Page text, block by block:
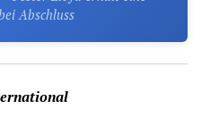
Abschluss